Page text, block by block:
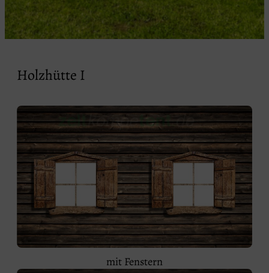
Holzhütte I
mit Fenstern